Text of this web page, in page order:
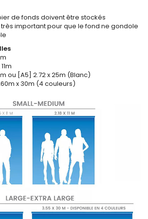
de fonds doivent être stockés
important pour que le fond ne gondole
ou [A5] 2.72 x 25m (Blanc)
x 30m (4 couleurs)